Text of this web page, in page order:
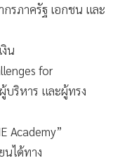
รภาครัฐ เอกชน และ
น
for
บริหาร และผู้ทรง
Academy”
นได้ทาง